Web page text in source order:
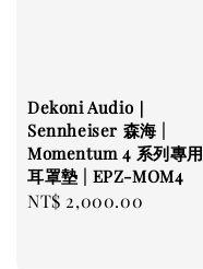
Dekoni Audio｜
Sennheiser 森海 |
Momentum 4 系列專用
耳罩墊 | EPZ-MOM4
Regular
NT$ 2,000.00